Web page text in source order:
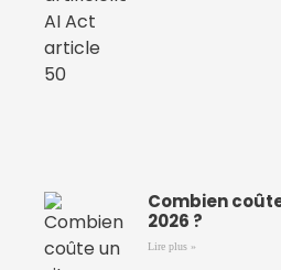
Combien
2026 ?
Lire plus »